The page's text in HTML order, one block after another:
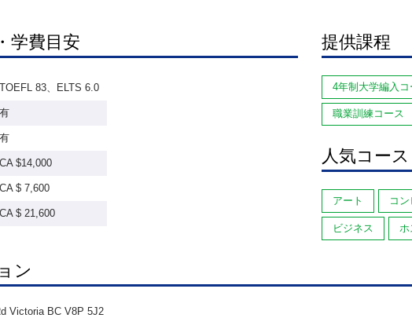
学費目安
TOEFL 83、ELTS 6.0
有
有
CA $14,000
CA $ 7,600
CA $ 21,600
提供課程
4年制大学編入コ
職業訓練コース
人気コース
アート コ
ビジネス ホ
ン
Victoria BC V8P 5J2